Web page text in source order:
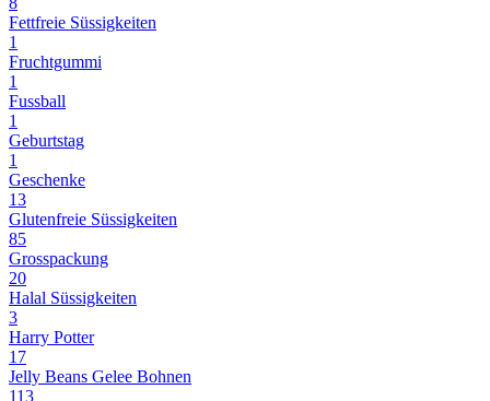
Fettfreie Süssigkeiten
1
Fruchtgummi
1
Fussball
1
Geburtstag
1
Geschenke
13
Glutenfreie Süssigkeiten
85
Grosspackung
20
Halal Süssigkeiten
3
Harry Potter
17
Jelly Beans Gelee Bohnen
113